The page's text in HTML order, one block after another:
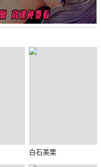
白石美栗